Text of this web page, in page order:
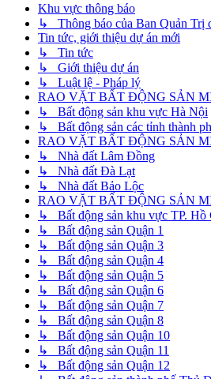
Khu vực thông báo
↳ Thông báo của Ban Quản Trị
Tin tức, giới thiệu dự án mới
↳ Tin tức
↳ Giới thiệu dự án
↳ Luật lệ - Pháp lý
RAO VẶT BẤT ĐỘNG SẢN
↳ Bất động sản khu vực Hà Nội
↳ Bất động sản các tỉnh thành
RAO VẶT BẤT ĐỘNG SẢN
↳ Nhà đất Lâm Đồng
↳ Nhà đất Đà Lạt
↳ Nhà đất Bảo Lộc
RAO VẶT BẤT ĐỘNG SẢN
↳ Bất động sản khu vực TP. Hồ
↳ Bất động sản Quận 1
↳ Bất động sản Quận 3
↳ Bất động sản Quận 4
↳ Bất động sản Quận 5
↳ Bất động sản Quận 6
↳ Bất động sản Quận 7
↳ Bất động sản Quận 8
↳ Bất động sản Quận 10
↳ Bất động sản Quận 11
↳ Bất động sản Quận 12